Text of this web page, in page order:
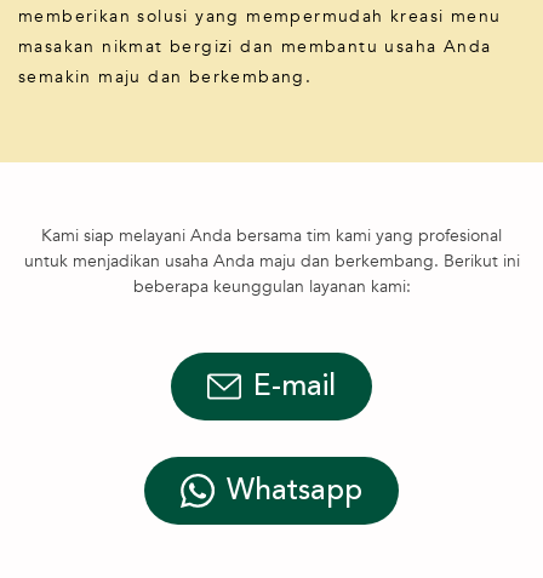
memberikan solusi yang mempermudah kreasi menu
masakan nikmat bergizi dan membantu usaha Anda
semakin maju dan berkembang.
Kami siap melayani Anda bersama tim kami yang profesional
untuk menjadikan usaha Anda maju dan berkembang. Berikut ini
beberapa keunggulan layanan kami:
E-mail
Whatsapp